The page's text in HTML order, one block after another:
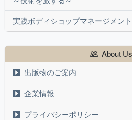
実践ボディショップマネージメント
About Us
出版物のご案内
企業情報
プライバシーポリシー